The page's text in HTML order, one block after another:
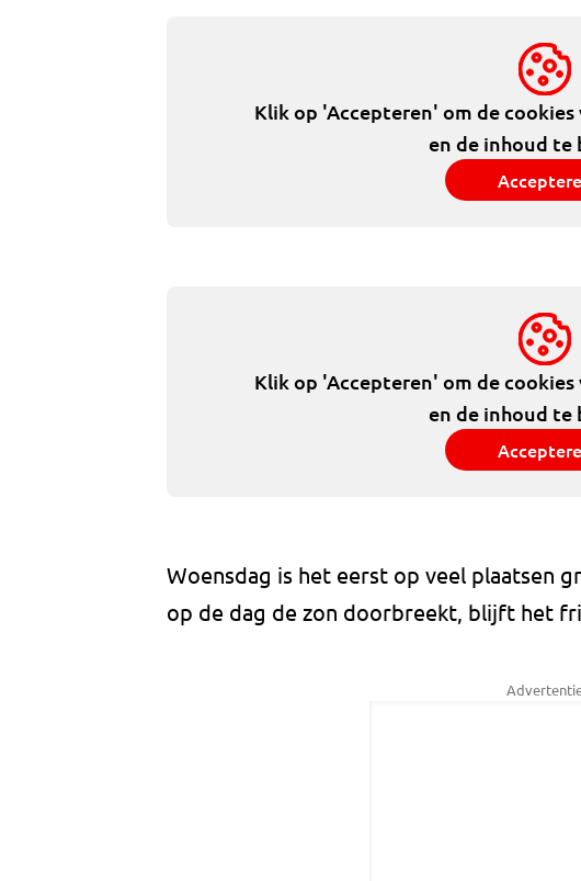
Klik op 'Accepteren' om de cookies
en de inhoud te
Klik op 'Accepteren' om de cookies
en de inhoud te
Woensdag is het eerst op veel plaatsen
op de dag de zon doorbreekt, blijft het